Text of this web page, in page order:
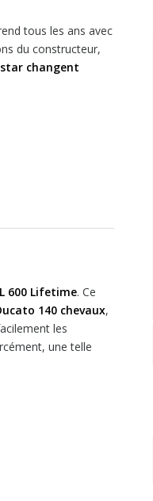
tous les ans avec
du constructeur,
changent
600 Lifetime. Ce
140 chevaux,
les
une telle